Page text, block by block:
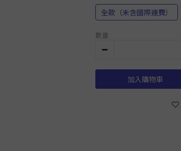
全款（未含國際運費）
數量
加入購物車